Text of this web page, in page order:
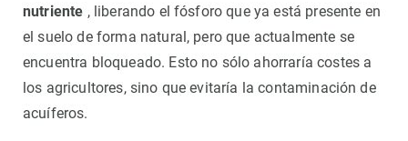
nutriente , liberando el fósforo que ya está presente en
el suelo de forma natural, pero que actualmente se
encuentra bloqueado. Esto no sólo ahorraría costes a
los agricultores, sino que evitaría la contaminación de
acuíferos.